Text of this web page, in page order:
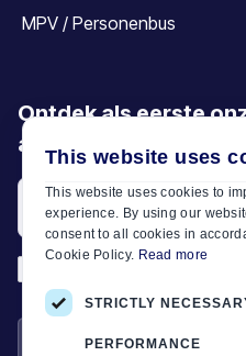
MPV / Personenbus
Ontdek als eerste
aanbiedingen en
This website uses
This website uses cookies to
experience. By using our
consent to all cookies in
Cookie Policy. Read more
STRICTLY
PERFORMANCE